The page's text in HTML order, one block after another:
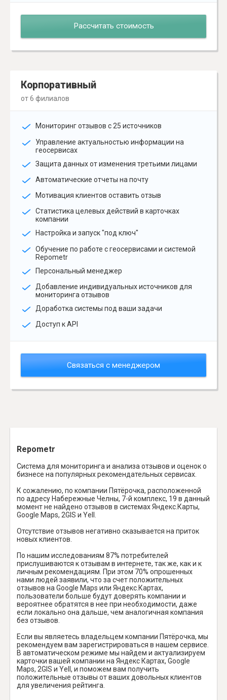
Рассчитать стоимость
Корпоративный
от 6 филиалов
Мониторинг отзывов с 25 источников
Управление актуальностью информации на
геосервисах
Защита данных от изменения третьими лицами
Автоматические отчеты на почту
Мотивация клиентов оставить отзыв
Статистика целевых действий в карточках
компании
Настройка и запуск "под ключ"
Обучение по работе с геосервисами и системой
Repometr
Персональный менеджер
Добавление индивидуальных источников для
мониторинга отзывов
Доработка системы под ваши задачи
Доступ к API
Связаться с менеджером
Repometr
Система для мониторинга и анализа отзывов и оценок о
бизнесе на популярных рекомендательных сервисах.
К сожалению, по компании Пятёрочка, расположенной
по адресу Набережные Челны, 7-й комплекс, 19 в данный
момент не найдено отзывов в системах Яндекс.Карты,
Google Maps, 2GIS и Yell.
Отсутствие отзывов негативно сказывается на приток
новых клиентов.
По нашим исследованиям 87% потребителей
прислушиваются к отзывам в интернете, так же, как и к
личным рекомендациям. При этом 70% опрошенных
нами людей заявили, что за счет положительных
отзывов на Google Maps или Яндекс.Картах,
пользователи больше будут доверять компании и
вероятнее обратятся в нее при необходимости, даже
если локально она дальше, чем аналогичная компания
без отзывов.
Если вы являетесь владельцем компании Пятёрочка, мы
рекомендуем вам зарегистрироваться в нашем сервисе.
В автоматическом режиме мы найдем и актуализируем
карточки вашей компании на Яндекс Картах, Google
Maps, 2GIS и Yell, и поможем вам получить
положительные отзывы от ваших довольных клиентов
для увеличения рейтинга.